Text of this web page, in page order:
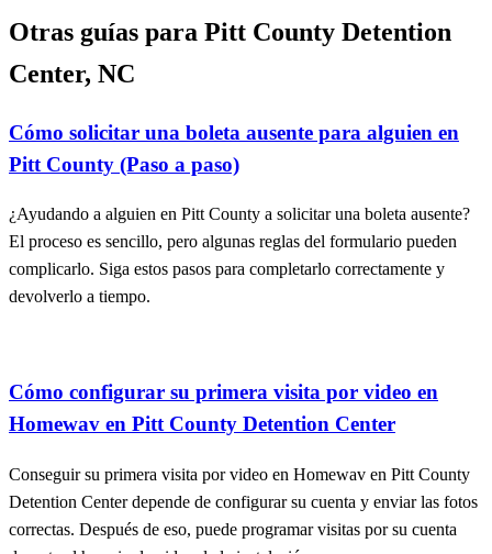
Otras guías para Pitt County Detention
Center, NC
Cómo solicitar una boleta ausente para alguien en
Pitt County (Paso a paso)
complicarlo. Siga estos pasos para completarlo correctamente y
devolverlo a tiempo.